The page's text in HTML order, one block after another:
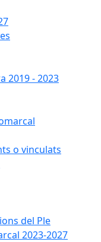
2019 - 2023
o vinculats
del Ple
2023-2027